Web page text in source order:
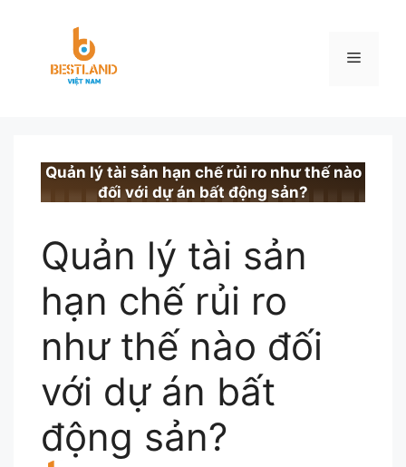
Menu
BESTLAND.VN•TIN TỨC
Quản lý tài sản hạn chế rủi ro như thế nào
đối với dự án bất động sản?
Quản lý tài sản
hạn chế rủi ro
như thế nào đối
với dự án bất
động sản?